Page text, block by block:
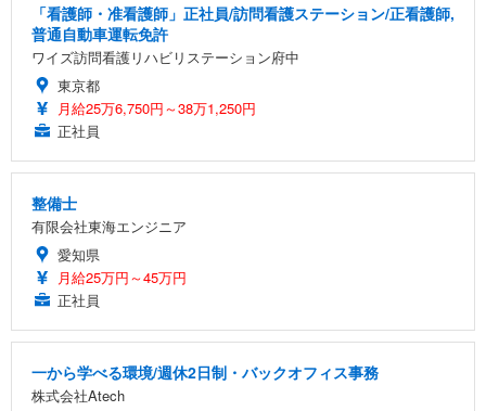
「看護師・准看護師」正社員/訪問看護ステーション/正看護師,
普通自動車運転免許
ワイズ訪問看護リハビリステーション府中
東京都
月給25万6,750円～38万1,250円
正社員
整備士
有限会社東海エンジニア
愛知県
月給25万円～45万円
正社員
一から学べる環境/週休2日制・バックオフィス事務
株式会社Atech